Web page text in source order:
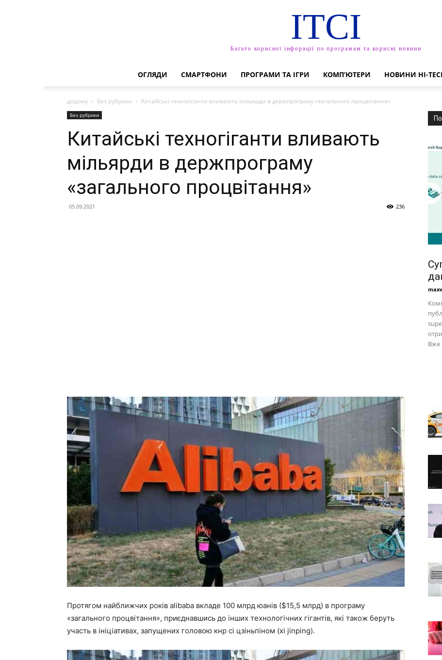
ITCI
Багато корисної інфорації по програмам та корисні новини
ОГЛЯДИ СМАРТФОНИ ПРОГРАМИ ТА ІГРИ КОМП’ЮТЕРИ НОВИНИ HI-
додому Без рубрики Китайські техногіганти вливають мільярди в держпрограму «загального процвітання»
Без рубрики
Китайські техногіганти вливають
мільярди в держпрограму
«загального процвітання»
05.09.2021 236
Протягом найближчих років alibaba вкладе 100 млрд юанів ($15,5 млрд) в програму
«загального процвітання», приєднавшись до інших технологічних гігантів, які також беруть
участь в ініціативах, запущених головою кнр сі цзіньпіном (xi jinping).
Вже